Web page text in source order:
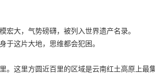
大，气势磅礴，被列入世界遗产名录。
这片大地，思维都会犯困。
这里方圆近百里的区域是云南红土高原上